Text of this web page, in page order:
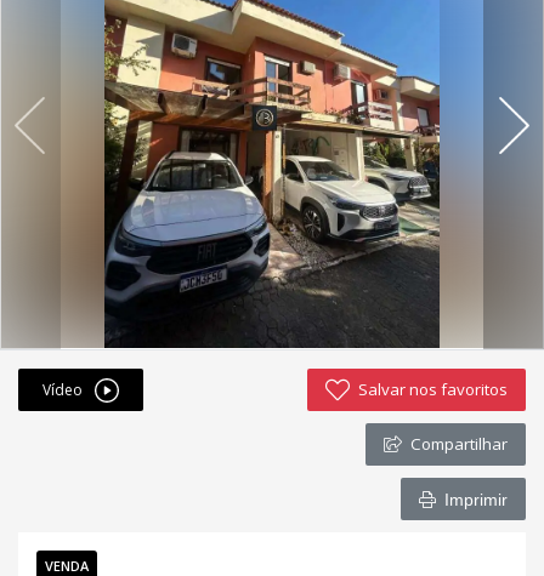
Fichas cadastrais
Financiamento
Hotsites
Política de privacidade
Postagens
Simulador de financiamento
whatsapp
ANUCIE SEU IMOVEL CONOSCO
Contato
Vídeo Salvar nos favoritos
Compartilhar
Imprimir
VENDA